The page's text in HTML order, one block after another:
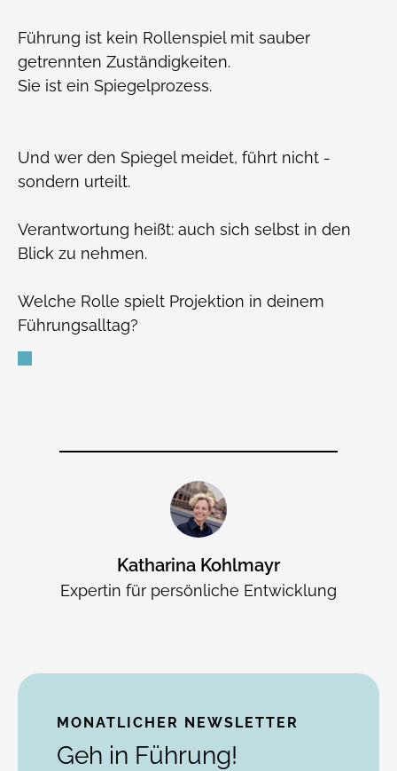
Führung ist kein Rollenspiel mit sauber
getrennten Zuständigkeiten.
Sie ist ein Spiegelprozess.
Und wer den Spiegel meidet, führt nicht -
sondern urteilt.
Verantwortung heißt: auch sich selbst in den
Blick zu nehmen.
Welche Rolle spielt Projektion in deinem
Führungsalltag?
Katharina Kohlmayr
Expertin für persönliche Entwicklung
MONATLICHER NEWSLETTER
Geh in Führung!